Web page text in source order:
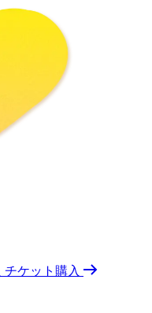
チケット購入